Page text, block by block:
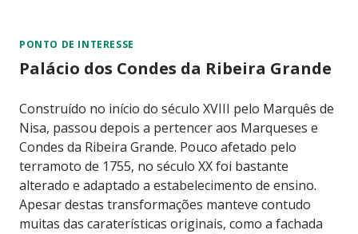
PONTO DE INTERESSE
Palácio dos Condes da Ribeira Grande
Construído no início do século XVIII pelo Marquês de
Nisa, passou depois a pertencer aos Marqueses e
Condes da Ribeira Grande. Pouco afetado pelo
terramoto de 1755, no século XX foi bastante
alterado e adaptado a estabelecimento de ensino.
Apesar destas transformações manteve contudo
muitas das caraterísticas originais, como a fachada